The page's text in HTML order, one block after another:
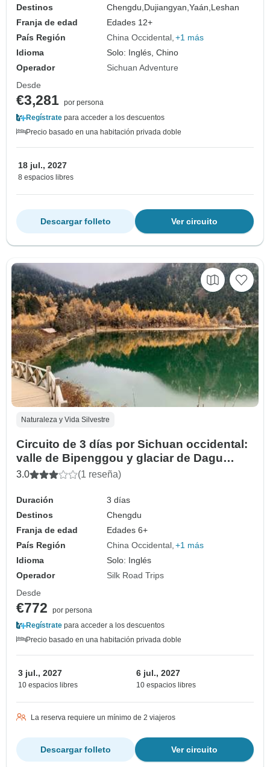
Destinos
Chengdu, Dujiangyan,Yaán, Leshan
Franja de edad
Edades 12+
País Región
China Occidental +1 más
Idioma
Solo: Inglés, Chino
Operador
Sichuan Adventure
Desde
€3,281 por persona
Regístrate para acceder a los descuentos
Precio basado en una habitación privada doble
18 jul., 2027
8 espacios libres
Ver circuito
Descargar folleto
Naturaleza y Vida Silvestre
Circuito de 3 días por Sichuan occidental:
valle de Bipenggou y glaciar de Dagu
desde Chengdu
3.0 (1 reseña)
Duración
3 días
Destinos
Chengdu
Franja de edad
Edades 6+
País Región
China Occidental +1 más
Idioma
Solo: Inglés
Operador
Silk Road Trips
Desde
€772
por persona
Regístrate para acceder a los descuentos
Precio basado en una habitación privada doble
3 jul., 2027
10 espacios libres
6 jul., 2027
10 espacios libres
La reserva requiere un mínimo de 2 viajeros
Ver circuito
Descargar folleto